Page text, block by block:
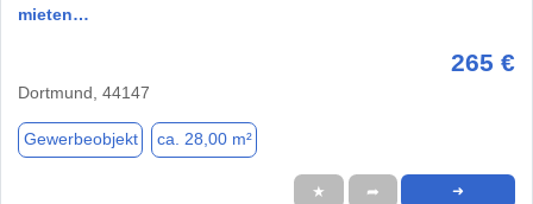
mieten…
265 €
Dortmund, 44147
Gewerbeobjekt ca. 28,00 m²
★ ➦ ➜